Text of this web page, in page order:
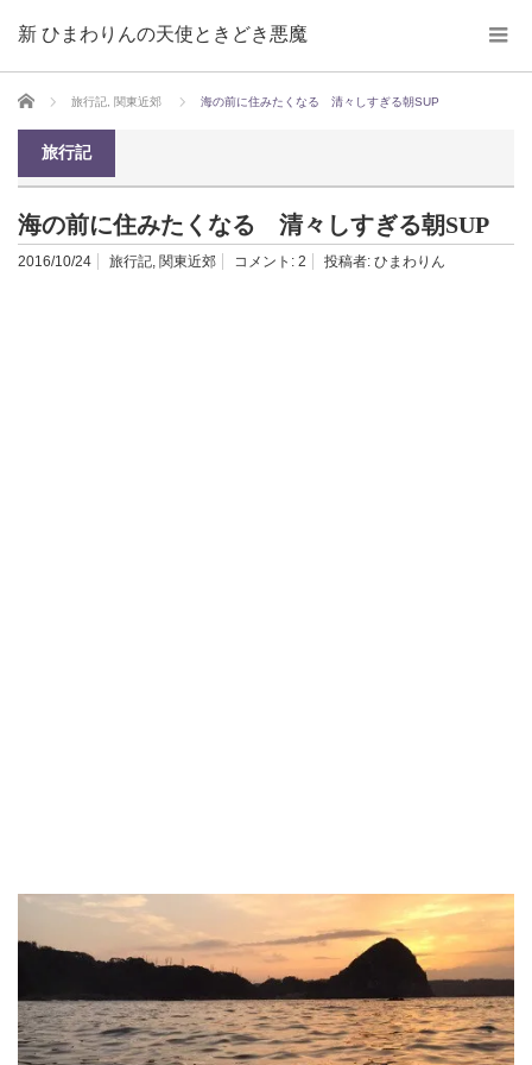
新 ひまわりんの天使ときどき悪魔
ホーム 旅行記 関東近郊 海の前に住みたくなる 清々しすぎる朝SUP
旅行記
海の前に住みたくなる 清々しすぎる朝SUP
2016/10/24 旅行記, 関東近郊 コメント: 2 投稿者: ひまわりん